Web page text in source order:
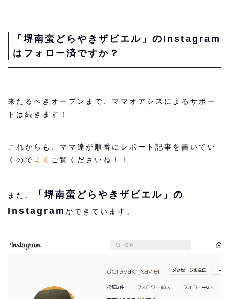
「堺南蛮どらやきザビエル」のInstagram
はフォロー済ですか？
来たるべきオープンまで、ママオアシスによるサポー
トは続きます！
これからも、ママ達が順番にレポート記事を書いてい
くので よく ご覧くださいね！！
また、
「堺南蛮どらやきザビエル」の
Instagram ができています。